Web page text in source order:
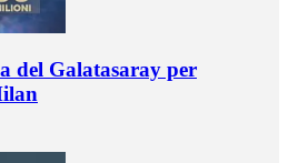
del Galatasaray per